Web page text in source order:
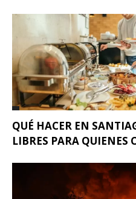
QUÉ HACER EN
LIBRES PARA QUIENES